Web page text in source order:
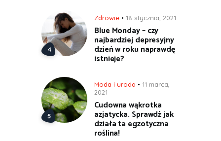
Zdrowie 18 stycznia, 2021
Blue Monday – czy
najbardziej depresyjny
dzień w roku naprawdę
istnieje?
Moda i uroda
11 marca,
2021
Cudowna wąkrotka
azjatycka. Sprawdź jak
działa ta egzotyczna
roślina!